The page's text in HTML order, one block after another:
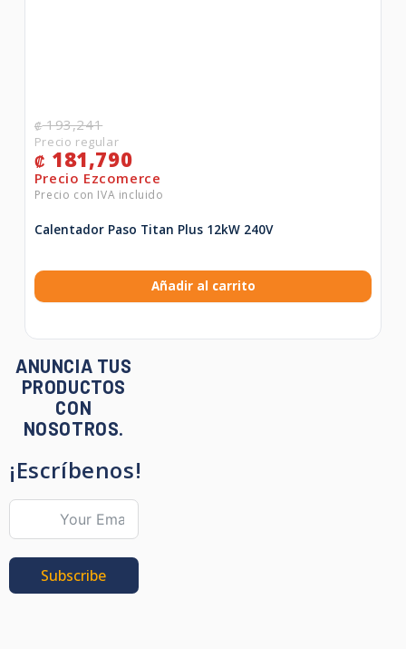
₡193,241
₡ 181,790
Calentador Paso Titan Plus 12kW 240V
Añadir al carrito
ANUNCIA TUS
PRODUCTOS
CON
NOSOTROS.
¡Escríbenos!
Subscribe